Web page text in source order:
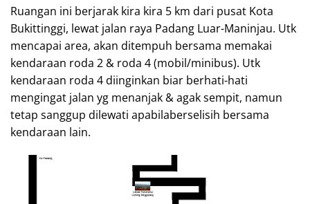
Ruangan ini berjarak kira kira 5 km dari pusat Kota
Bukittinggi, lewat jalan raya Padang Luar-Maninjau. Utk
mencapai area, akan ditempuh bersama memakai
kendaraan roda 2 & roda 4 (mobil/minibus). Utk
kendaraan roda 4 diinginkan biar berhati-hati
mengingat jalan yg menanjak & agak sempit, namun
tetap sanggup dilewati apabilaberselisih bersama
kendaraan lain.